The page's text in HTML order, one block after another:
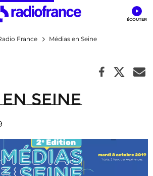
Contenu
France Médias en Seine
Seine